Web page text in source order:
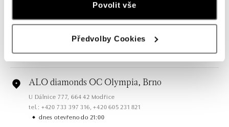
Povolit vše
Předvolby Cookies
ALO diamonds OC Nový Smíchov, Praha 5
Plzeňská 8, 150 00 Praha 5 - Smíchov
tel.: +420 603 192 388, +420 733 546 889
dnes otevřeno do 21:00
ALO diamonds OC Olympia, Brno
U Dálnice 777, 664 42 Modřice
tel.: +420 733 397 316, +420 605 231 821
dnes otevřeno do 21:00